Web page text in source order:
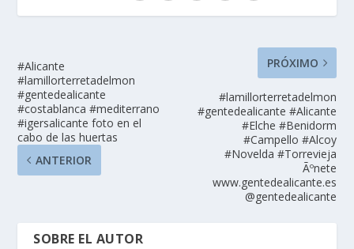
#Alicante
#lamillorterretadelmon
#gentedealicante
#costablanca #mediterrano
#igersalicante foto en el
cabo de las huertas
ANTERIOR
PRÓXIMO
#lamillorterretadelmon
#gentedealicante #Alicante
#Elche #Benidorm
#Campello #Alcoy
#Novelda #Torrevieja
Ãºnete
www.gentedealicante.es
@gentedealicante
SOBRE EL AUTOR